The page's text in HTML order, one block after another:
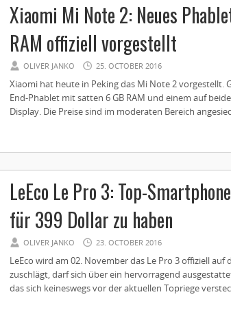
Xiaomi Mi Note 2: Neues
RAM offiziell vorgestellt
OLIVER JANKO 25. OCTOBER 2016
Xiaomi hat heute in Peking das Mi Note 2 vorgestellt.
End-Phablet mit satten 6 GB RAM und einem auf
Display. Die Preise sind im moderaten Bereich
LeEco Le Pro 3: Top-
für 399 Dollar zu haben
OLIVER JANKO 23. OCTOBER 2016
LeEco wird am 02. November das Le Pro 3 offiziell auf
zuschlägt, darf sich über ein hervorragend
das sich keineswegs vor der aktuellen Topriege